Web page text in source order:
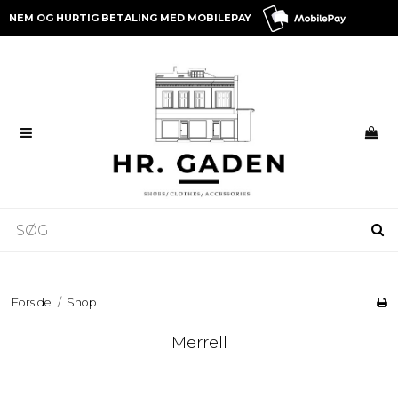
NEM OG HURTIG BETALING MED MOBILEPAY
Forside / Shop
Merrell